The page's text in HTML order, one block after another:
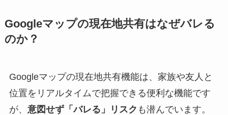
Googleマップの現在地共有はなぜバレる
のか？
Googleマップの現在地共有機能は、家族や友人と
位置をリアルタイムで把握できる便利な機能です
が、 意図せず「バレる」リスク も潜んでいます。